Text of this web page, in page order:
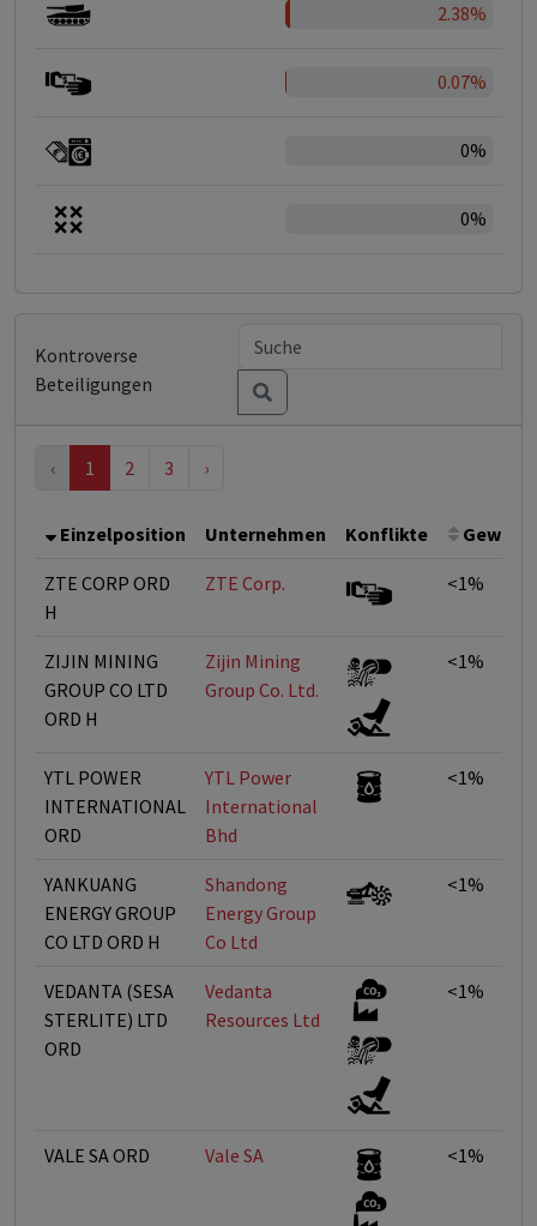
2.38%
0.07%
0%
0%
Kontroverse
Beteiligungen
‹ 1 2 3 ›
Einzelposition Unternehmen Konflikte
ZTE CORP ORD
H
ZTE Corp. <1%
ZIJIN MINING
GROUP CO LTD
ORD H
Zijin Mining
Group Co. Ltd.
<1%
YTL POWER
INTERNATIONAL
ORD
YTL Power
International
Bhd
<1%
YANKUANG
ENERGY GROUP
CO LTD ORD H
Shandong
Energy Group
Co Ltd
<1%
VEDANTA (SESA
STERLITE) LTD
ORD
Vedanta
Resources Ltd
<1%
VALE SA ORD Vale SA <1%